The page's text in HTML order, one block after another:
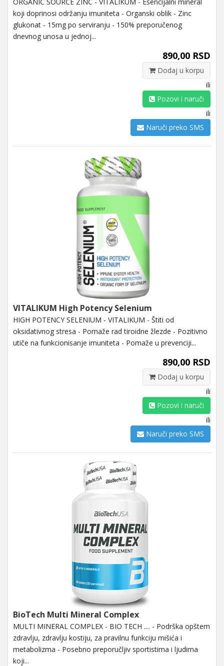
koji doprinosi održanju imuniteta - Organski oblik - Zinc
glukonat - 15mg po serviranju - 150% preporučenog
dnevnog unosa u jednoj...
890,00 RSD
Dodaj u korpu
ili
Pozovi i naruči
ili
Naruči preko SMS
VITALIKUM High Potency Selenium
HIGH POTENCY SELENIUM - VITALIKUM - Štiti od
oksidativnog stresa - Pomaže rad tiroidne žlezde - Pozitivno
utiče na funkcionisanje imuniteta - Pomaže u prevenciji...
890,00 RSD
Dodaj u korpu
ili
Pozovi i naruči
ili
Naruči preko SMS
BioTech Multi Mineral Complex
MULTI MINERAL COMPLEX - BIO TECH .... - Podrška opštem
zdravlju, zdravlju kostiju, za pravilnu funkciju mišića i
metabolizma - Posebno preporučljiv sportistima i ljudima
koji...